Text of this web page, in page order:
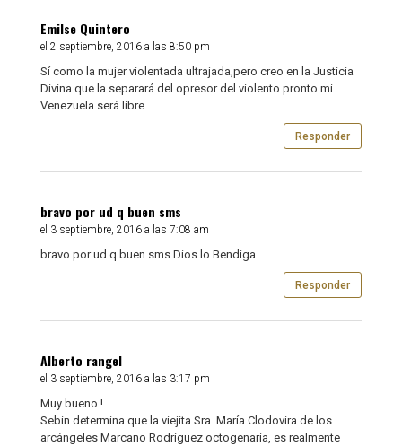
Emilse Quintero
el 2 septiembre, 2016 a las 8:50 pm
Sí como la mujer violentada ultrajada,pero creo en la Justicia
Divina que la separará del opresor del violento pronto mi
Venezuela será libre.
Responder
bravo por ud q buen sms
el 3 septiembre, 2016 a las 7:08 am
bravo por ud q buen sms Dios lo Bendiga
Responder
Alberto rangel
el 3 septiembre, 2016 a las 3:17 pm
Muy bueno !
Sebin determina que la viejita Sra. María Clodovira de los
arcángeles Marcano Rodríguez octogenaria, es realmente